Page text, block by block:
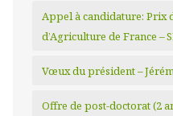
Appel à candidature: Prix
d’Agriculture de France –
Vœux du président –
Offre de post-doctorat (2